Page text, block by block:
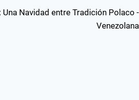
Una Navidad entre Tradición Polaco -
Venezolana